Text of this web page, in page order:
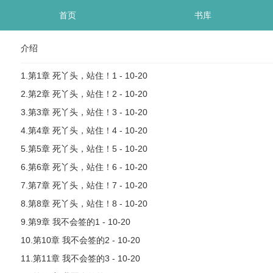
首页 书库
介绍
1.第1章 死丫头，站住！1 - 10-20
2.第2章 死丫头，站住！2 - 10-20
3.第3章 死丫头，站住！3 - 10-20
4.第4章 死丫头，站住！4 - 10-20
5.第5章 死丫头，站住！5 - 10-20
6.第6章 死丫头，站住！6 - 10-20
7.第7章 死丫头，站住！7 - 10-20
8.第8章 死丫头，站住！8 - 10-20
9.第9章 我不会签的1 - 10-20
10.第10章 我不会签的2 - 10-20
11.第11章 我不会签的3 - 10-20